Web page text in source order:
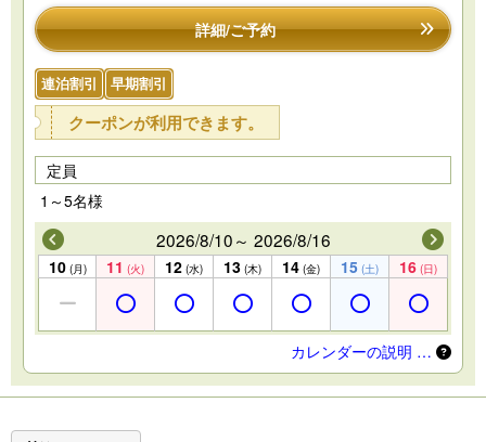
詳細/ご予約
連泊割引 早期割引
クーポンが利用できます。
定員
1～5名様
2026/8/10～ 2026/8/16
10 (月) 11 (火) 12 (水) 13 (木) 14 (金) 15 (土) 16 (日)
カレンダーの説明 …